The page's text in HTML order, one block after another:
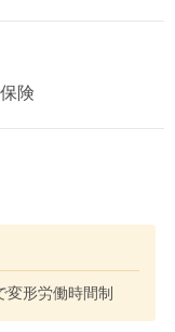
険
変形労働時間制